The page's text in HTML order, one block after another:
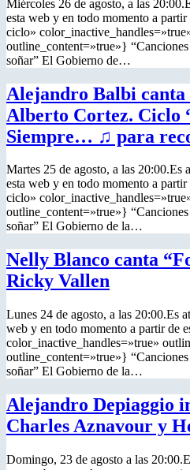
Miércoles 26 de agosto, a las
esta web y en todo momento a
ciclo»
outline_content=»true»}
soñar” El Gobierno de…
Alejandro Balbi canta
Alberto Cortez. Ciclo
Siempre… ♫ para
Martes 25 de agosto, a las 20:00.Es
esta web y en todo momento a
ciclo»
outline_content=»true»}
soñar” El Gobierno de la…
Nelly Blanco canta
Ricky Vallen
Lunes 24 de agosto, a las 20:00.Es
web y en todo momento a partir de
color_inactive_handles=»true»
outline_content=»true»}
soñar” El Gobierno de la…
Alejandro Depiaggio
Charles Aznavour y
Domingo, 23 de agosto a las